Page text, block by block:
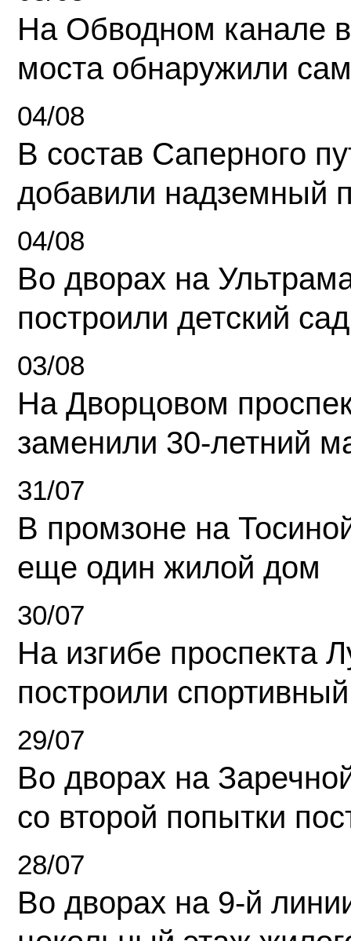
На Обводном канале
моста обнаружили
04/08
В состав Саперного
добавили надземный
04/08
Во дворах на
построили детский сад
03/08
На Дворцовом
заменили 30-летний
31/07
В промзоне на
еще один жилой дом
30/07
На изгибе проспекта
построили
29/07
Во дворах на
со второй попытки
28/07
Во дворах на 9-й